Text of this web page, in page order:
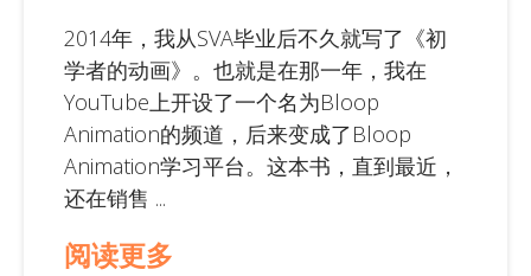
2014年，我从SVA毕业后不久就写了《初
学者的动画》。也就是在那一年，我在
YouTube上开设了一个名为Bloop
Animation的频道，后来变成了Bloop
Animation学习平台。这本书，直到最近，
还在销售 ...
阅读更多